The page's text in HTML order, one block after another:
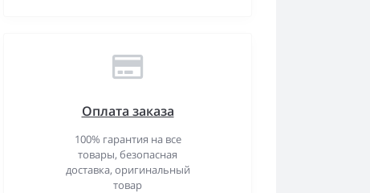
Оплата заказа
100% гарантия на все
товары, безопасная
доставка, оригинальный
товар